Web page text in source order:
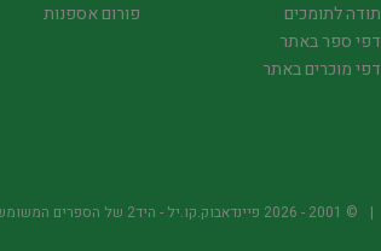
תודה לתומכים
דפי ספר באתר
דפי מוכרים באתר
פורום אספנות
© 2001 -
2026 פיינדאבוק.קו.יל - היד2 של הספרים המשומשים